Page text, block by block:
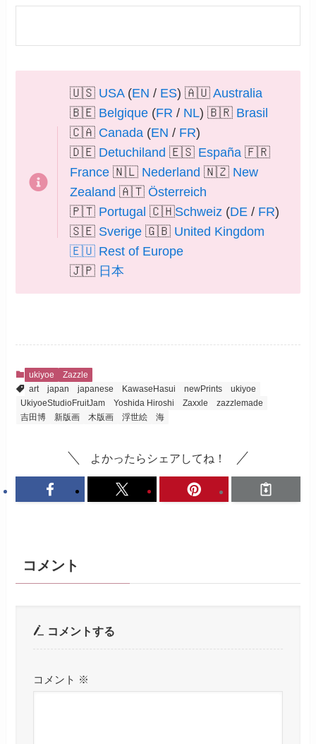
🇺🇸 USA(EN / ES) 🇦🇺 Australia
🇧🇪 Belgique(FR / NL) 🇧🇷 Brasil
🇨🇦 Canada(EN / FR)
🇩🇪 Detuchiland 🇪🇸 España🇫🇷
France🇳🇱 Nederland 🇳🇿 New
Zealand 🇦🇹 Österreich
🇵🇹 Portugal 🇨🇭Schweiz(DE/ FR)
🇸🇪 Sverige🇬🇧 United Kingdom
🇪🇺 Rest of Europe
🇯🇵 日本
ukiyoe
Zazzle
art
japan japanese KawaseHasui newPrints
ukiyoe
UkiyoeStudioFruitJam
Yoshida Hiroshi Zaxxle
zazzlemade
吉田博
新版画 木版画 浮世絵 海
よかったらシェアしてね！
コメント
コメントする
コメント ※